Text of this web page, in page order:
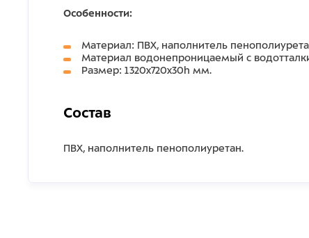
Особенности:
Материал: ПВХ, наполнитель
Материал водонепроницаемый с
Размер: 1320x720x30h мм.
Состав
ПВХ, наполнитель пенополиуретан.